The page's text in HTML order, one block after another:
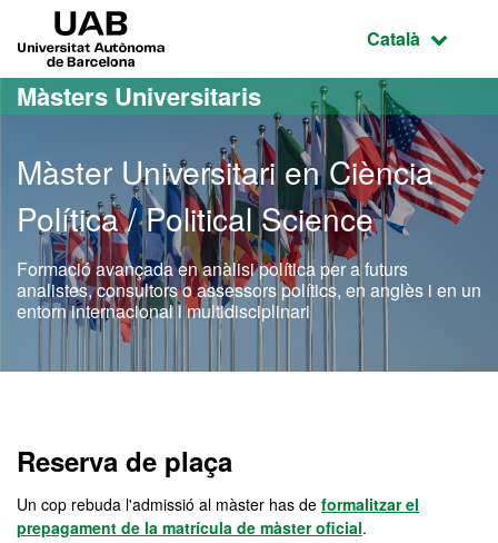
Ves al contingut principal
Ves a la navegació de la pàgina
Idioma
Català
Màsters Universitaris
Màster Universitari en Ciència
Política / Political Science
Formació avançada en anàlisi política per a futurs
analistes, consultors o assessors polítics, en anglès i en un
entorn internacional i multidisciplinari
Reserva de plaça
Un cop rebuda l'admissió al màster has de formalitzar el
prepagament de la matrícula de màster oficial.